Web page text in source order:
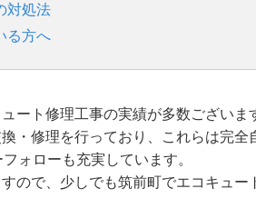
対処法
る方へ
ート修理工事の実績が多数ございま
・修理を行っており、これらは完全
ォローも充実しています。
ので、少しでも筑前町でエコキュ